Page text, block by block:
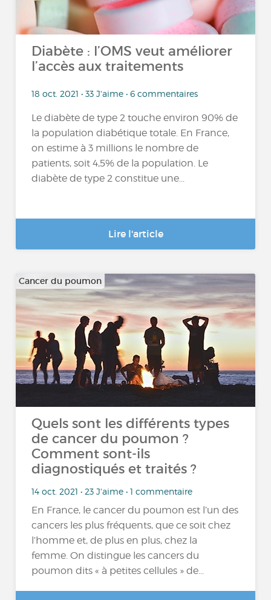
Diabète : l’OMS veut améliorer
l’accès aux traitements
18 oct. 2021 • 33 J'aime • 6 commentaires
Le diabète de type 2 touche environ 90% de
la population diabétique totale. En France,
on estime à 3 millions le nombre de
patients, soit 4,5% de la population. Le
diabète de type 2 constitue une...
Lire l'article
Cancer du poumon
Quels sont les différents types
de cancer du poumon ?
Comment sont-ils
diagnostiqués et traités ?
14 oct. 2021 • 23 J'aime • 1 commentaire
En France, le cancer du poumon est l’un des
cancers les plus fréquents, que ce soit chez
l’homme et, de plus en plus, chez la
femme. On distingue les cancers du
poumon dits « à petites cellules » de...